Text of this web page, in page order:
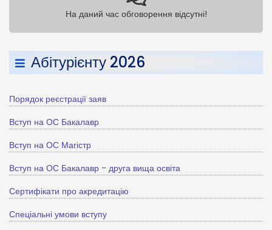
На даний час обговорення відсутні!
Абітурієнту 2026
Порядок реєстрації заяв
Вступ на ОС Бакалавр
Вступ на ОС Магістр
Вступ на ОС Бакалавр - друга вища освіта
Сертифікати про акредитацію
Спеціальні умови вступу